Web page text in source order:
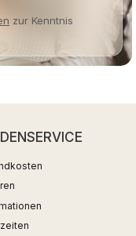
zur Kenntnis